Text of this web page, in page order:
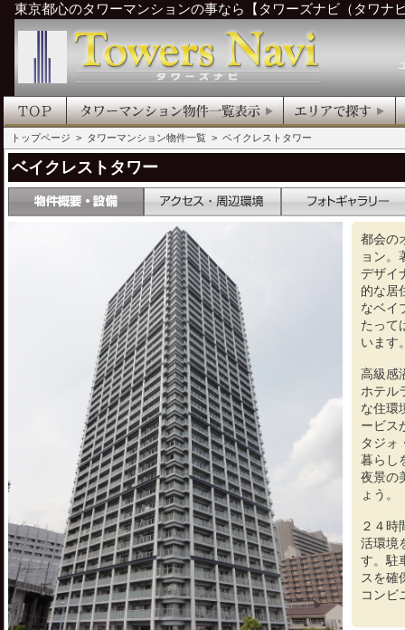
東京都心のタワーマンションの事なら【タワーズナビ（タワナ
トップページ > タワーマンション物件一覧 > ベイクレストタワー
ベイクレストタワー
都会の
ョン。
デザイ
的な居
なベイ
たって
います
高級感
ホテル
な住環
ービス
タジォ
暮らし
夜景の
ょう。
２４時
活環境
す。駐
スを確
コンビ